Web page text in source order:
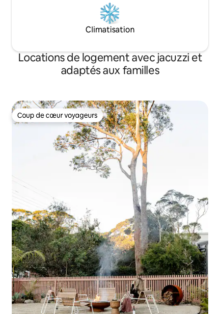
Climatisation
Locations de logement avec jacuzzi et
adaptés aux familles
Coup de cœur voyageurs
Coup de cœur voyageurs